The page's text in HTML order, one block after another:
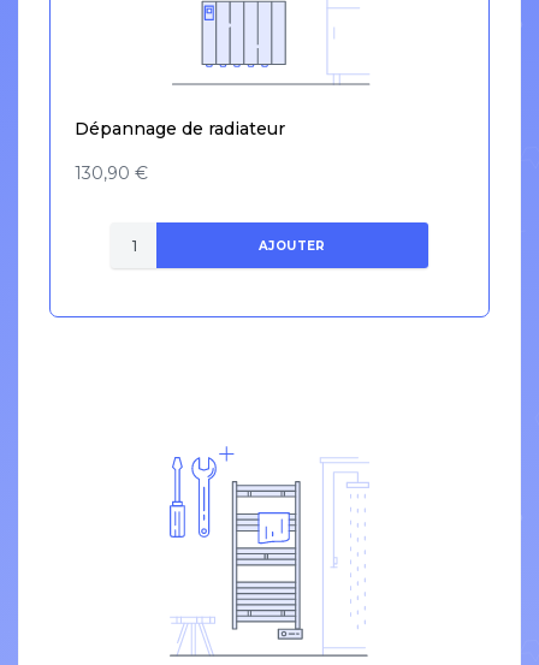
Dépannage de radiateur
130,90 €
AJOUTER